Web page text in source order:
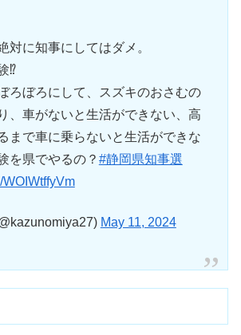
対に知事にしてはダメ。
⁉️
ろぼろにして、スズキのおさむの
、車がないと生活ができない、高
まで車に乗らないと生活ができな
を県でやるの？ #静岡県知事選
May 11, 2024